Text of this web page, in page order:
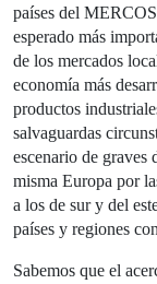
países del
esperado más
de los mercados
economía más
productos
salvaguardas
escenario de graves
misma Europa por
a los de sur y del
países y regiones
Sabemos que el